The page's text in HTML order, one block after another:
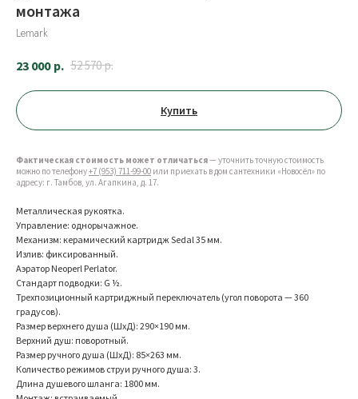
монтажа
Lemark
23 000 р. 52 570 р.
Купить
Фактическая стоимость может отличаться— уточнить точную стоимость
можно по телефону+7 (953) 711-99-00 или приехать в дом сантехники «Новосёл» по
адресу: г. Тамбов, ул. Агапкина, д. 17.
Металлическая рукоятка.
Управление: однорычажное.
Механизм: керамический картридж Sedal 35 мм.
Излив: фиксированный.
Аэратор Neoperl Perlator.
Стандарт подводки: G ½.
Трехпозиционный картриджный переключатель (угол поворота — 360
градусов).
Размер верхнего душа (ШхД): 290×190 мм.
Верхний душ: поворотный.
Размер ручного душа (ШхД): 85×263 мм.
Количество режимов струи ручного душа: 3.
Длина душевого шланга: 1800 мм.